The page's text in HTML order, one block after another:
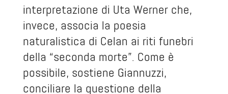
interpretazione di Uta Werner che,
invece, associa la poesia
naturalistica di Celan ai riti funebri
della “seconda morte”. Come è
possibile, sostiene Giannuzzi,
conciliare la questione della